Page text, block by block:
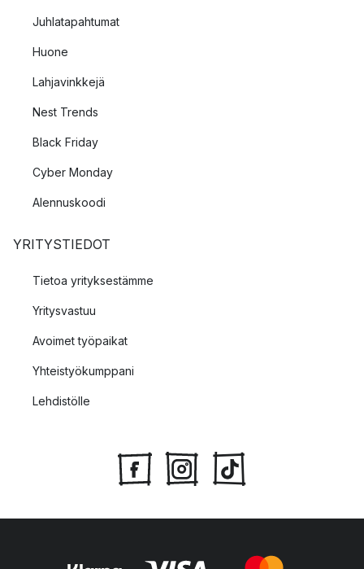
Juhlatapahtumat
Huone
Lahjavinkkejä
Nest Trends
Black Friday
Cyber Monday
Alennuskoodi
YRITYSTIEDOT
Tietoa yrityksestämme
Yritysvastuu
Avoimet työpaikat
Yhteistyökumppani
Lehdistölle